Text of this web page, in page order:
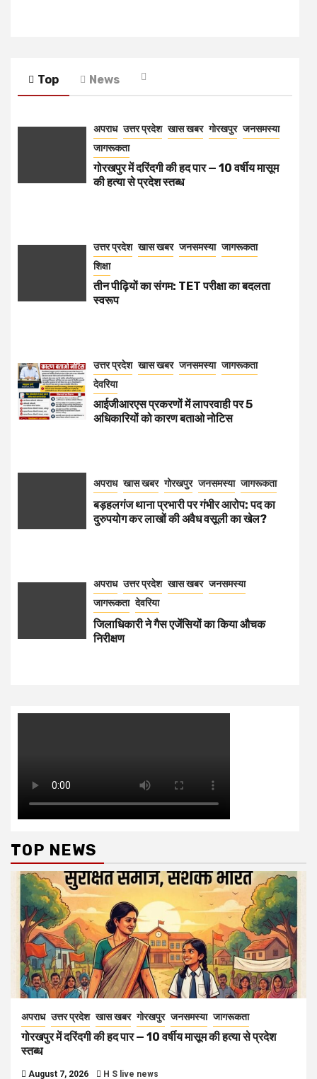
Top News
अपराध उत्तर प्रदेश खास खबर गोरखपुर जनसमस्या
जागरूकता
गोरखपुर में दरिंदगी की हद पार — 10 वर्षीय मासूम
की हत्या से प्रदेश स्तब्ध
उत्तर प्रदेश खास खबर जनसमस्या जागरूकता
शिक्षा
तीन पीढ़ियों का संगम: TET परीक्षा का बदलता
स्वरूप
उत्तर प्रदेश खास खबर जनसमस्या जागरूकता
देवरिया
आईजीआरएस प्रकरणों में लापरवाही पर 5
अधिकारियों को कारण बताओ नोटिस
अपराध खास खबर गोरखपुर जनसमस्या जागरूकता
बड़हलगंज थाना प्रभारी पर गंभीर आरोप: पद का
दुरुपयोग कर लाखों की अवैध वसूली का खेल?
अपराध उत्तर प्रदेश खास खबर जनसमस्या
जागरूकता देवरिया
जिलाधिकारी ने गैस एजेंसियों का किया औचक
निरीक्षण
TOP NEWS
अपराध उत्तर प्रदेश खास खबर गोरखपुर जनसमस्या जागरूकता
गोरखपुर में दरिंदगी की हद पार — 10 वर्षीय मासूम की हत्या से प्रदेश
स्तब्ध
August 7, 2026 H S live news